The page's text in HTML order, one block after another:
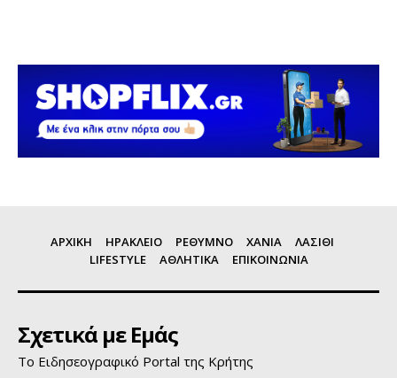
ΑΡΧΙΚΗ ΗΡΑΚΛΕΙΟ ΡΕΘΥΜΝΟ ΧΑΝΙΑ
ΛΑΣΙΘΙ
LIFESTYLE
ΑΘΛΗΤΙΚΑ ΕΠΙΚΟΙΝΩΝΙΑ
Σχετικά με Εμάς
Το Ειδησεογραφικό Portal της Κρήτης